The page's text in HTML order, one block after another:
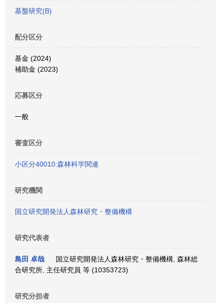
基盤研究(B)
配分区分
基金 (2024)
補助金 (2023)
応募区分
一般
審査区分
小区分40010:森林科学関連
研究機関
国立研究開発法人森林研究・整備機構
研究代表者
島田 卓哉
国立研究開発法人森林研究・整備機構, 森林総
合研究所, 主任研究員 等 (10353723)
研究分担者